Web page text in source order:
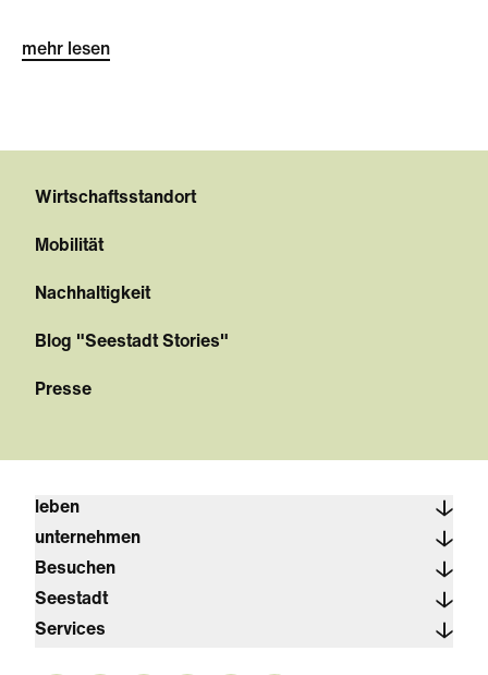
mehr lesen
Wirtschaftsstandort
Mobilität
Nachhaltigkeit
Blog "Seestadt Stories"
Presse
leben
unternehmen
Besuchen
Seestadt
Services